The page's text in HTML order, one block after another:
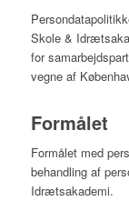
Skole &
for
vegne af
Formålet
Formålet med
behandling af
Idrætsakademi.